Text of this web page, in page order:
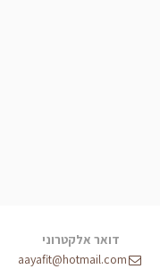
דואר אלקטרוני
aayafit@hotmail.com